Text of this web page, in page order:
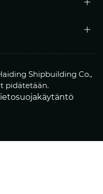
Shipbuilding Co.,
pidätetään.